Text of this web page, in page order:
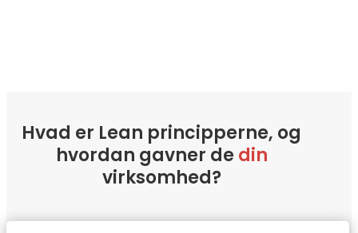
Hvad er Lean principperne, og
hvordan gavner de din
virksomhed?